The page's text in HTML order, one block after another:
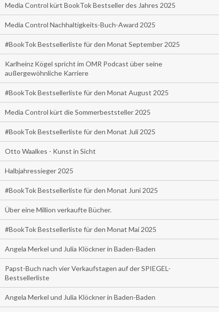
Media Control kürt BookTok Bestseller des Jahres 2025
Media Control Nachhaltigkeits-Buch-Award 2025
#BookTok Bestsellerliste für den Monat September 2025
Karlheinz Kögel spricht im OMR Podcast über seine
außergewöhnliche Karriere
#BookTok Bestsellerliste für den Monat August 2025
Media Control kürt die Sommerbeststeller 2025
#BookTok Bestsellerliste für den Monat Juli 2025
Otto Waalkes - Kunst in Sicht
Halbjahressieger 2025
#BookTok Bestsellerliste für den Monat Juni 2025
Über eine Million verkaufte Bücher.
#BookTok Bestsellerliste für den Monat Mai 2025
Angela Merkel und Julia Klöckner in Baden-Baden
Papst-Buch nach vier Verkaufstagen auf der SPIEGEL-
Bestsellerliste
Angela Merkel und Julia Klöckner in Baden-Baden